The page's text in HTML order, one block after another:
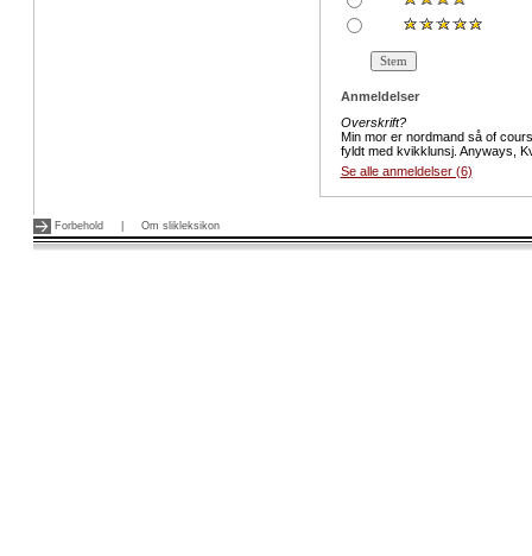
Anmeldelser
Overskrift?
Min mor er nordmand så of
fyldt med kvikklunsj. Anyways,
Se alle anmeldelser (6)
Forbehold Om slikleksikon